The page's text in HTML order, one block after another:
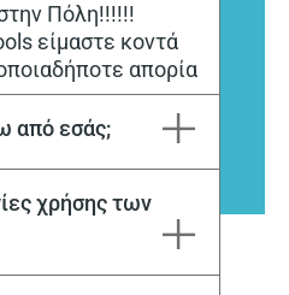
Πόλη!!!!!!
είμαστε κοντά
απορία
από εσάς;
χρήσης των